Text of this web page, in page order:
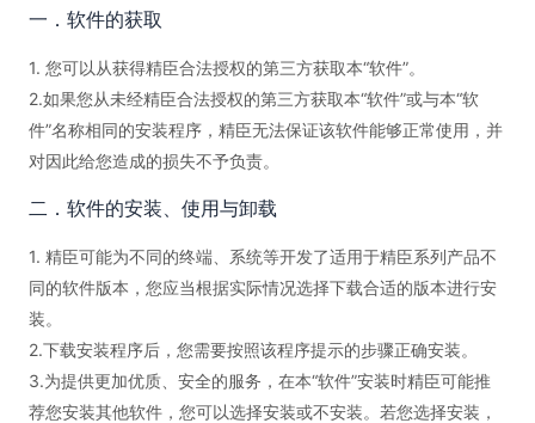
一．软件的获取
1. 您可以从获得精臣合法授权的第三方获取本“软件”。
2.如果您从未经精臣合法授权的第三方获取本“软件”或与本“软
件”名称相同的安装程序，精臣无法保证该软件能够正常使用，并
对因此给您造成的损失不予负责。
二．软件的安装、使用与卸载
1. 精臣可能为不同的终端、系统等开发了适用于精臣系列产品不
同的软件版本，您应当根据实际情况选择下载合适的版本进行安
装。
2.下载安装程序后，您需要按照该程序提示的步骤正确安装。
3.为提供更加优质、安全的服务，在本“软件”安装时精臣可能推
荐您安装其他软件，您可以选择安装或不安装。若您选择安装，